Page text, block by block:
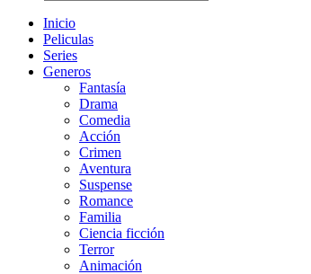
Inicio
Peliculas
Series
Generos
Fantasía
Drama
Comedia
Acción
Crimen
Aventura
Suspense
Romance
Familia
Ciencia ficción
Terror
Animación